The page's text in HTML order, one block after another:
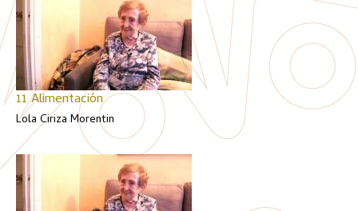
11 Alimentación
Lola Ciriza Morentin